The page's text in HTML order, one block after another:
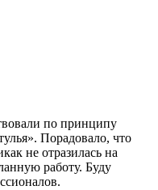
по принципу
Порадовало, что
не отразилась на
работу. Буду